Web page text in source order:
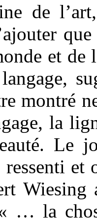
de
et de
montré
la
Le
ressenti
Wiesing
… la